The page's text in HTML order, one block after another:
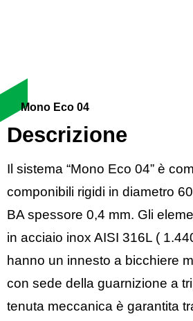
Mono Eco 04
Descrizione
Il sistema “Mono Eco 04” è
componibili rigidi in diametro
BA spessore 0,4 mm. Gli
in acciaio inox AISI 316L (
hanno un innesto a bicchiere
con sede della guarnizione a
tenuta meccanica è garantita